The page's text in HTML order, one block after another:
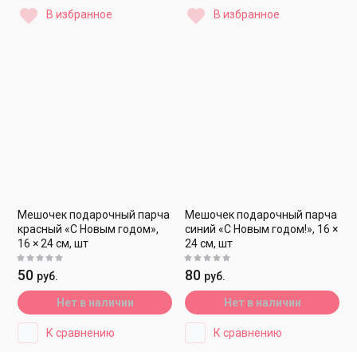
В избранное В избранное
Мешочек подарочный парча
красный «С Новым годом»,
16 × 24 см, шт
50 руб.
Нет в наличии
К сравнению
Мешочек подарочный парча
синий «С Новым годом!», 16 ×
24 см, шт
80 руб.
Нет в наличии
К сравнению